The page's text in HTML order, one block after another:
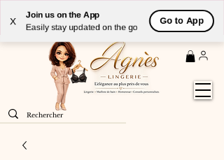
X
Join us on the App
Easily stay updated on the go
Go to App
Livraison GRATUITE(à partir de 59€) à domicile par
Colissimo en France métropolitaine